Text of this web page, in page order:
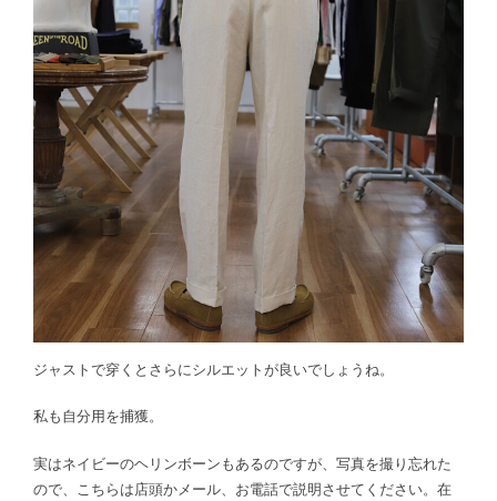
ジャストで穿くとさらにシルエットが良いでしょうね。
私も自分用を捕獲。
実はネイビーのヘリンボーンもあるのですが、写真を撮り忘れた
ので、こちらは店頭かメール、お電話で説明させてください。在